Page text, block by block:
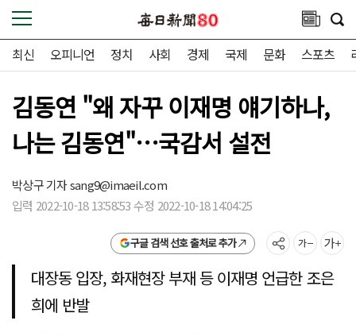
최신 오피니언 정치 사회 경제 국제 문화 스포츠
김동연 "왜 자꾸 이재명 얘기하나,
나는 김동연"…국감서 설전
박상구 기자sang9@imaeil.com
입력 2022-10-18 13:58:53 수정 2022-10-18 14:04:25
구글 검색 선호 출처로 추가
대장동 입장, 화재현장 부재 등 이재명 언급한 조은
희에 반발